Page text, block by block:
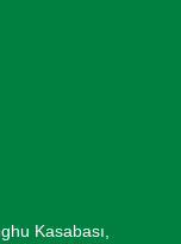
Kasabası,